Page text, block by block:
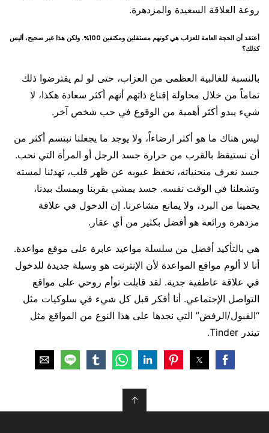
روعة العلاقة السعيدة والمزدهرة.
أعتقد أن الحجة العامة للعزاب هي كونهم مستقلين ومكتفين 100%. ولكن هذا غير صحيح، أليس
كذلك؟
بالنسبة للغالبية العظمى من العزاب، حتى لو لم يفترضوا ذلك
تماماً من خلال محاولة إقناع ذاتهم أنهم أكثر سعادة هكذا، لا
شيء يبدو أكثر أهمية من الوقوع في حب شخص آخر.
ليس هناك ما هو أكثر ارضاءاً، ولا يوجد ما يجعلنا نبتسم أكثر من
أن نستيقظ بالقرب من حرارة جسد الرجل أو المرأة التي نحب.
جسد نعرف منحنياته، نحفظ عيوبه عن ظهر قلب، تهدئنا لمسته
وتشعلنا في الوقت نفسه. جسد يمشي بقربنا ويمسك بيدنا،
يحمينا من البرد، ولا يمانع مشاعرنا. إن الدخول في علاقة
مزدهرة ورائعة هو أفضل بكثير من أي عقار.
هي بالتأكيد أفضل من سلسلة مواعيد عابرة على موقع مواعدة.
أنا لا ألوم مواقع المواعدة لأن الإنترنت هو وسيلة جديدة للدخول
في علاقة عاطفية جدية. لقد قابلت توأم روحي على مواقع
التواصل الإجتماعي. أنا أفكر قبل كل شيء في سلوكيات مثل
“القبول/الرفض” التي نجدها على هذا النوع من المواقع مثل
تيندر Tinder.
↑